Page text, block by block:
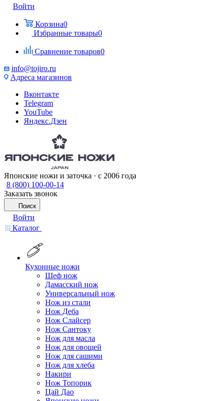
Войти
Корзина0
Избранные товары0
Сравнение товаров0
info@tojiro.ru
Адреса магазинов
Вконтакте
Telegram
YouTube
Яндекс.Дзен
Японские ножи и заточка · с 2006 года
8 (800) 100-00-14
Заказать звонок
Поиск
Войти
Каталог
Кухонные ножи
Шеф нож
Дамасский нож
Универсальный нож
Нож из стали
Нож Деба
Нож Слайсер
Нож Сантоку
Нож для масла
Нож для овощей
Нож для сашими
Нож для хлеба
Накири
Нож Топорик
Цай Дао